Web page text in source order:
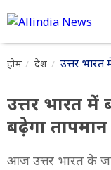
होम देश उत्तर
उत्तर भारत में
बढ़ेगा तापमान
आज उत्तर भारत के